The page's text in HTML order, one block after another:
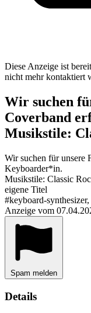
Diese Anzeige ist
nicht mehr kontaktiert
Wir suchen
Coverband
Musikstile:
Wir suchen für unsere
Keyboarder*in.
Musikstile: Classic
eigene Titel
#keyboard-
Anzeige vom
Spam melden
Details